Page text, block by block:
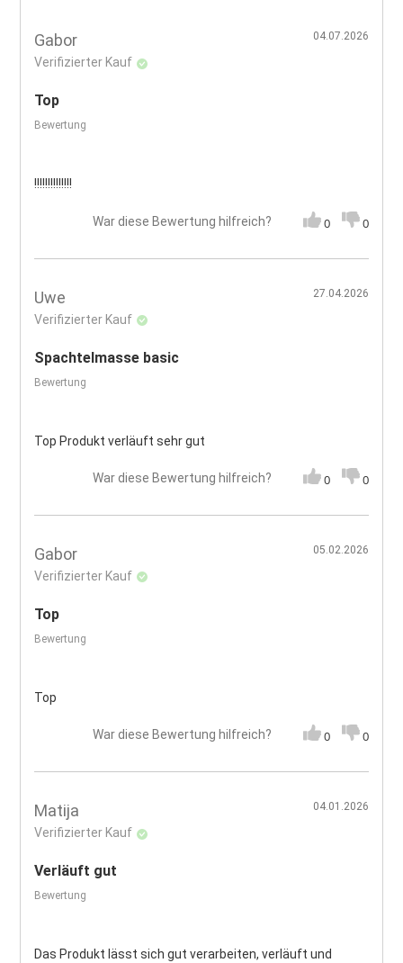
Gabor
Verifizierter Kauf
04.07.2026
Top
Bewertung
!!!!!!!!!!!!!!
War diese Bewertung hilfreich? 0 0
Uwe
Verifizierter Kauf
27.04.2026
Spachtelmasse basic
Bewertung
Top Produkt verläuft sehr gut
War diese Bewertung hilfreich? 0 0
Gabor
Verifizierter Kauf
05.02.2026
Top
Bewertung
Top
War diese Bewertung hilfreich? 0 0
Matija
Verifizierter Kauf
04.01.2026
Verläuft gut
Bewertung
Das Produkt lässt sich gut verarbeiten, verläuft und